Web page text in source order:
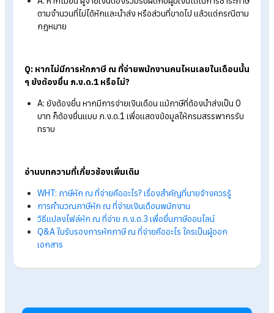
ขั้นตอนที่ 7 ไปที่เว็บไซต์ของกรมสรรพากร
ในส่วนของ วิธีการการยื่นภ.ง.ด.1กผ่านโปรแกรม RD Prep นั้น
ขั้นตอนใกล้เคียงกับการยื่น ภ.ง.ด.1โดยสามารถดูวิธีการอย่าง
ละเอียดได้ที่>>วิธียื่น ภ.ง.ด.1ก สำหรับ HR